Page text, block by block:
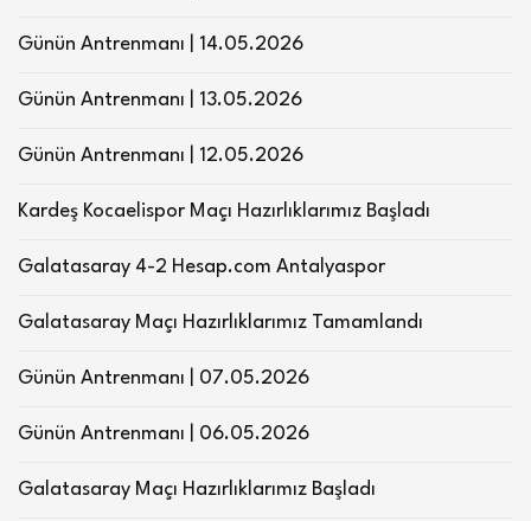
Günün Antrenmanı | 14.05.2026
Günün Antrenmanı | 13.05.2026
Günün Antrenmanı | 12.05.2026
Kardeş Kocaelispor Maçı Hazırlıklarımız Başladı
Galatasaray 4-2 Hesap.com Antalyaspor
Galatasaray Maçı Hazırlıklarımız Tamamlandı
Günün Antrenmanı | 07.05.2026
Günün Antrenmanı | 06.05.2026
Galatasaray Maçı Hazırlıklarımız Başladı